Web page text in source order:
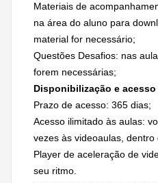
Materiais de
na área do aluno para
material for necessário;
Questões Desafios: nas
forem necessárias;
Disponibilização e acesso
Prazo de acesso: 365 dias;
Acesso ilimitado às aulas:
vezes às videoaulas,
Player de aceleração de
seu ritmo.